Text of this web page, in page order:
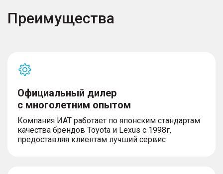
Преимущества
Официальный дилер
с многолетним опытом
Компания ИАТ работает по японским стандартам
качества брендов Toyota и Lexus с 1998г,
предоставляя клиентам лучший сервис